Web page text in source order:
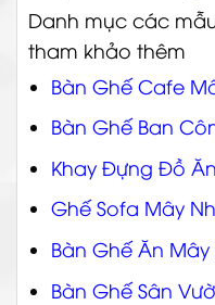
Danh mục các
tham khảo thêm
Bàn Ghế Cafe
Bàn Ghế Ban
Khay Đựng Đồ
Ghế Sofa Mây
Bàn Ghế Ăn
Bàn Ghế Sân